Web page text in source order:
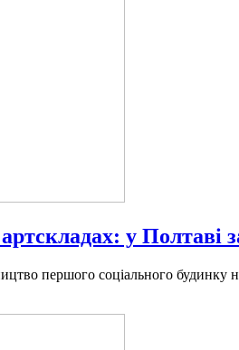
у Полтаві
першого соціального будинку